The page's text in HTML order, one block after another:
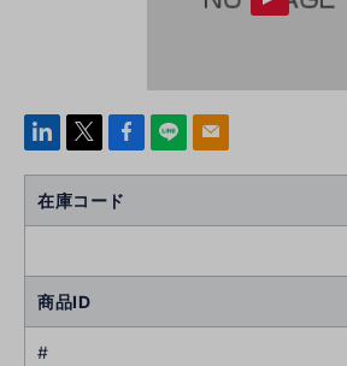
linke
Face
k
line mail
在庫コード
商品ID
#